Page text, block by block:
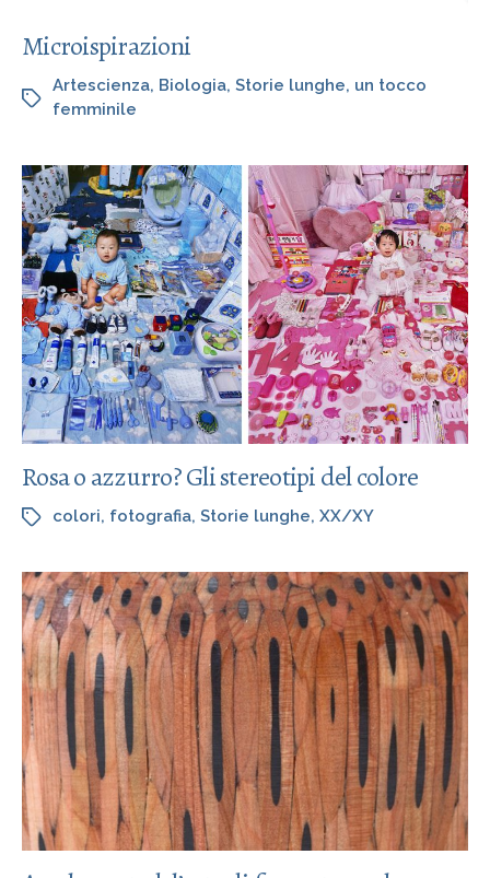
Microispirazioni
Artescienza, Biologia, Storie lunghe, un tocco
femminile
Rosa o azzurro? Gli stereotipi del colore
colori, fotografia, Storie lunghe, XX/XY